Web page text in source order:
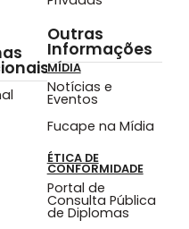
Outras
Informações
MÍDIA
Notícias e
Eventos
Fucape na Mídia
ÉTICA DE
CONFORMIDADE
Portal de
Consulta Pública
de Diplomas